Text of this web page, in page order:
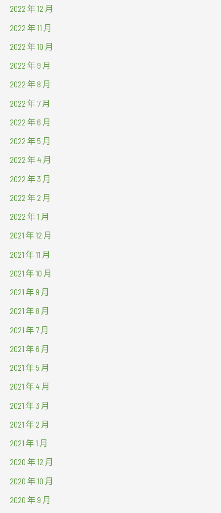
2022 年 12 月
2022 年 11 月
2022 年 10 月
2022 年 9 月
2022 年 8 月
2022 年 7 月
2022 年 6 月
2022 年 5 月
2022 年 4 月
2022 年 3 月
2022 年 2 月
2022 年 1 月
2021 年 12 月
2021 年 11 月
2021 年 10 月
2021 年 9 月
2021 年 8 月
2021 年 7 月
2021 年 6 月
2021 年 5 月
2021 年 4 月
2021 年 3 月
2021 年 2 月
2021 年 1 月
2020 年 12 月
2020 年 10 月
2020 年 9 月